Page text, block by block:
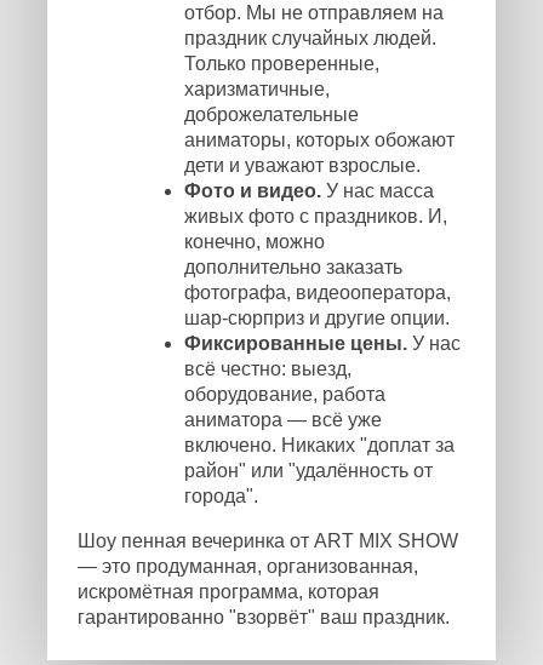
отбор. Мы не отправляем на
праздник случайных людей.
Только проверенные,
харизматичные,
доброжелательные
аниматоры, которых обожают
дети и уважают взрослые.
Фото и видео. У нас масса
живых фото с праздников. И,
конечно, можно
дополнительно заказать
фотографа, видеооператора,
шар-сюрприз и другие опции.
Фиксированные цены. У нас
всё честно: выезд,
оборудование, работа
аниматора — всё уже
включено. Никаких "доплат за
район" или "удалённость от
города".
Шоу пенная вечеринка от ART MIX SHOW
— это продуманная, организованная,
искромётная программа, которая
гарантированно "взорвёт" ваш праздник.